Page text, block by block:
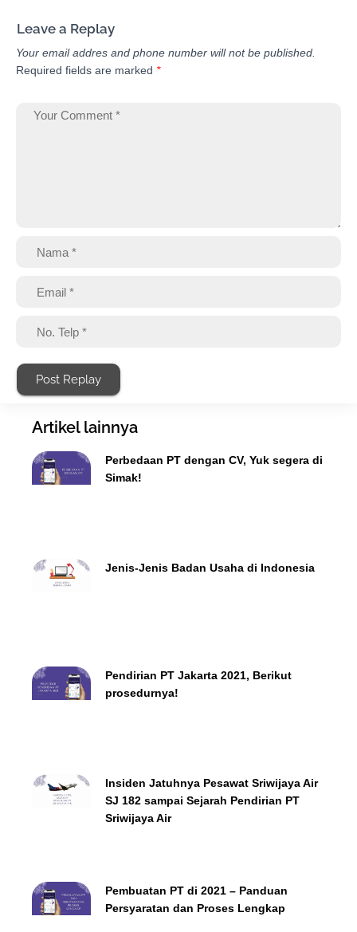
Leave a Replay
Your email addres and phone number will not be published.
Required fields are marked *
Post Replay
Artikel lainnya
Perbedaan PT dengan CV, Yuk segera di
Simak!
Jenis-Jenis Badan Usaha di Indonesia
Pendirian PT Jakarta 2021, Berikut
prosedurnya!
Insiden Jatuhnya Pesawat Sriwijaya Air
SJ 182 sampai Sejarah Pendirian PT
Sriwijaya Air
Pembuatan PT di 2021 – Panduan
Persyaratan dan Proses Lengkap